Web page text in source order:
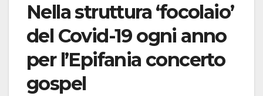
Nella struttura ‘focolaio’
del Covid-19 ogni anno
per l’Epifania concerto
gospel